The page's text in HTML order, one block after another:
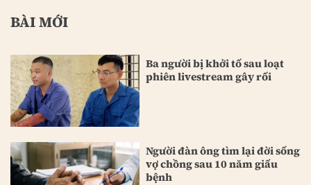
BÀI MỚI
Ba người bị khởi tố sau loạt
phiên livestream gây rối
Người đàn ông tìm lại đời sống
vợ chồng sau 10 năm giấu
bệnh